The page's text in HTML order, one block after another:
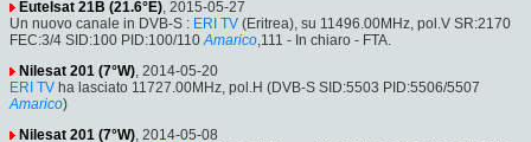
Eutelsat 21B (21.6°E), 2015-05-27
Un nuovo canale in DVB-S : ERI TV (Eritrea), su 11496.00MHz, pol.V SR:2170
FEC:3/4 SID:100 PID:100/110 Amarico,111 - In chiaro - FTA.
Nilesat 201 (7°W), 2014-05-20
ERI TV ha lasciato 11727.00MHz, pol.H (DVB-S SID:5503 PID:5506/5507
Amarico)
Nilesat 201 (7°W), 2014-05-08